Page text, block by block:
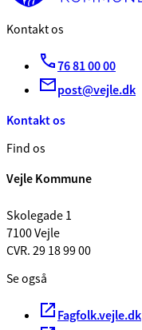
Kontakt os
76 81 00 00
post@vejle.dk
Kontakt os
Find os
Vejle Kommune
Skolegade 1
7100 Vejle
CVR. 29 18 99 00
Se også
Fagfolk.vejle.dk